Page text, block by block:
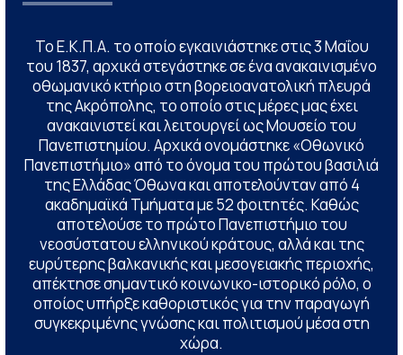
Το Ε.Κ.Π.Α. το οποίο εγκαινιάστηκε στις 3 Μαΐου
του 1837, αρχικά στεγάστηκε σε ένα ανακαινισμένο
οθωμανικό κτήριο στη βορειοανατολική πλευρά
της Ακρόπολης, το οποίο στις μέρες μας έχει
ανακαινιστεί και λειτουργεί ως Μουσείο του
Πανεπιστημίου. Αρχικά ονομάστηκε «Οθωνικό
Πανεπιστήμιο» από το όνομα του πρώτου βασιλιά
της Ελλάδας Όθωνα και αποτελούνταν από 4
ακαδημαϊκά Τμήματα με 52 φοιτητές. Καθώς
αποτελούσε το πρώτο Πανεπιστήμιο του
νεοσύστατου ελληνικού κράτους, αλλά και της
ευρύτερης βαλκανικής και μεσογειακής περιοχής,
απέκτησε σημαντικό κοινωνικο-ιστορικό ρόλο, ο
οποίος υπήρξε καθοριστικός για την παραγωγή
συγκεκριμένης γνώσης και πολιτισμού μέσα στη
χώρα.